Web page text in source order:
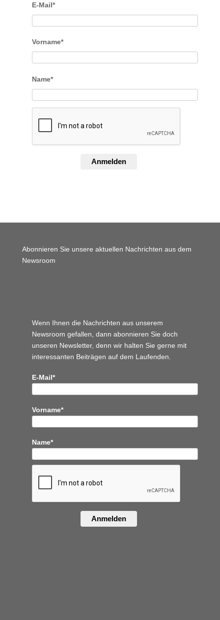
E-Mail*
Vorname*
Name*
Anmelden
Abonnieren Sie unsere aktuellen Nachrichten aus dem
Newsroom
Wenn Ihnen die Nachrichten aus unserem
Newsroom gefallen, dann abonnieren Sie doch
unseren Newsletter, denn wir halten Sie gerne mit
interessanten Beiträgen auf dem Laufenden.
E-Mail*
Vorname*
Name*
Anmelden